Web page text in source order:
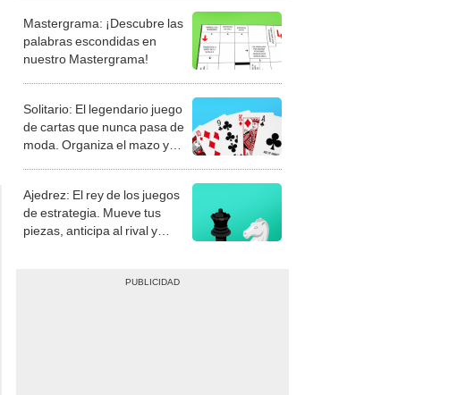
Mastergrama: ¡Descubre las
palabras escondidas en
nuestro Mastergrama!
Solitario: El legendario juego
de cartas que nunca pasa de
moda. Organiza el mazo y
Ajedrez: El rey de los juegos
de estrategia. Mueve tus
piezas, anticipa al rival y